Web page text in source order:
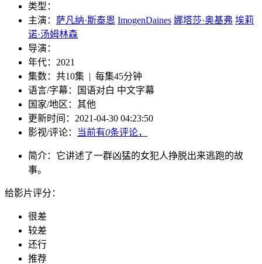
类型：
主演： 萨凡纳·斯泰恩 ImogenDaines 娜塔莎·奥基弗 埃莉
诺·汤姆林森
导演：
年代： 2021
集数： 共10集 | 每集45分钟
语言/字幕：
国语对白 中文字幕
国家/地区： 其他
更新时间： 2021-04-30 04:23:50
影视/评论：
当前有0条评论，
简介： 它讲述了一群凶猛的女犯人挣脱出来逃跑的故
事。
给影片评分：
很差
较差
还行
推荐